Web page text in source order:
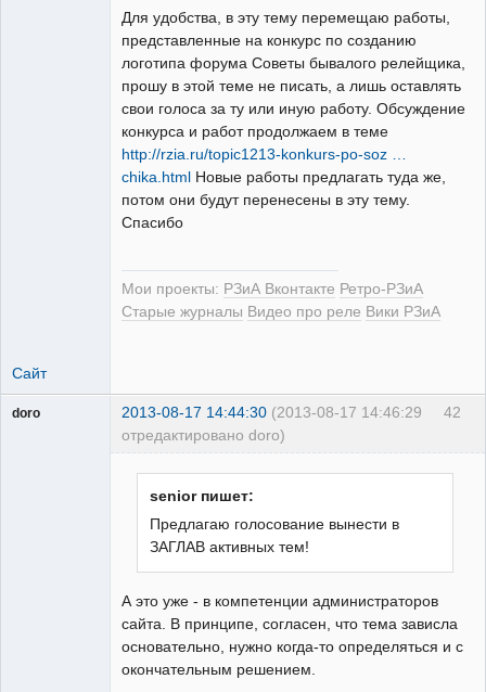
Для удобства, в эту тему перемещаю работы,
представленные на конкурс по созданию
логотипа форума Советы бывалого релейщика,
прошу в этой теме не писать, а лишь оставлять
свои голоса за ту или иную работу. Обсуждение
конкурса и работ продолжаем в теме
http://rzia.ru/topic1213-konkurs-po-soz …
chika.html Новые работы предлагать туда же,
потом они будут перенесены в эту тему.
Спасибо
Мои проекты: РЗиА Вконтакте Ретро-РЗиА
Старые журналы Видео про реле Вики РЗиА
Сайт
42
doro 2013-08-17 14:44:30 (2013-08-17 14:46:29
отредактировано doro)
senior пишет:
Предлагаю голосование вынести в
ЗАГЛАВ активных тем!
А это уже - в компетенции администраторов
сайта. В принципе, согласен, что тема зависла
основательно, нужно когда-то определяться и с
окончательным решением.